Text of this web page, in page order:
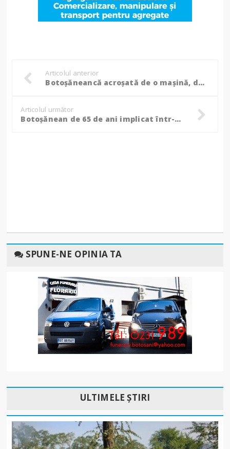
Articolul anterior
Botoșăneancă acroșată de o mașină, după ce a încercat să traverseze strada
Articolul următor
Botoșănean de 65 de ani implicat într-un accident rutier soldat cu o victimă, în Suceava
SPUNE-NE OPINIA TA
ULTIMELE ȘTIRI